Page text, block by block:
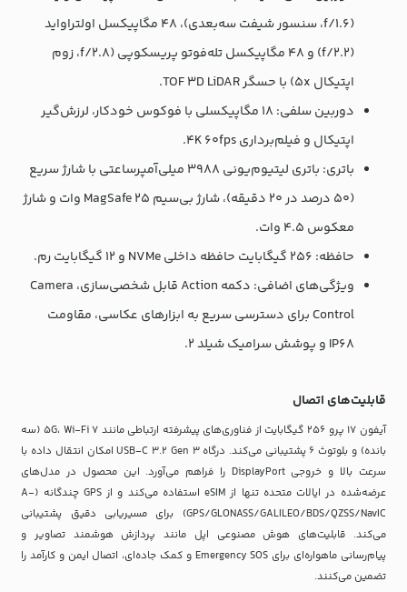
(f/1.6، سنسور شیفت سه‌بعدی)، 48 مگاپیکسل اولتراواید
(f/2.2) و 48 مگاپیکسل تله‌فوتو پریسکوپی (f/2.8، زوم
اپتیکال 5x) با حسگر TOF 3D LiDAR.
دوربین سلفی: 18 مگاپیکسلی با فوکوس خودکار، لرزش‌گیر
اپتیکال و فیلم‌برداری 4K 60fps.
باتری: باتری لیتیوم‌یونی 3988 میلی‌آمپرساعتی با شارژ سریع
(50 درصد در 20 دقیقه)، شارژ بی‌سیم MagSafe 25 وات و شارژ
معکوس 4.5 وات.
حافظه: 256 گیگابایت حافظه داخلی NVMe و 12 گیگابایت رم.
ویژگی‌های اضافی: دکمه Action قابل شخصی‌سازی، Camera
Control برای دسترسی سریع به ابزارهای عکاسی، مقاومت
IP68 و پوشش سرامیک شیلد 2.
قابلیت‌های اتصال
آیفون 17 پرو 256 گیگابایت از فناوری‌های پیشرفته ارتباطی مانند 5G، Wi-Fi 7 (سه
بانده) و بلوتوث 6 پشتیبانی می‌کند. درگاه USB-C 3.2 Gen 3 امکان انتقال داده با
سرعت بالا و خروجی DisplayPort را فراهم می‌آورد. این محصول در مدل‌های
عرضه‌شده در ایالات متحده تنها از eSIM استفاده می‌کند و از GPS چندگانه (A-
GPS/GLONASS/GALILEO/BDS/QZSS/NavIC) برای مسیریابی دقیق پشتیبانی
می‌کند. قابلیت‌های هوش مصنوعی اپل مانند پردازش هوشمند تصاویر و
پیام‌رسانی ماهواره‌ای برای Emergency SOS و کمک جاده‌ای، اتصال ایمن و کارآمد را
تضمین می‌کنند.